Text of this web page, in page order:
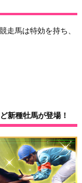
走馬は特効を持ち、
新種牡馬が登場！